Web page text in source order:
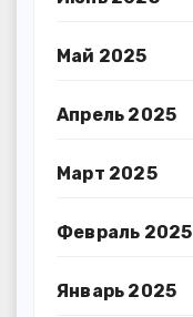
Май 2025
Апрель 2025
Март 2025
Февраль 2025
Январь 2025